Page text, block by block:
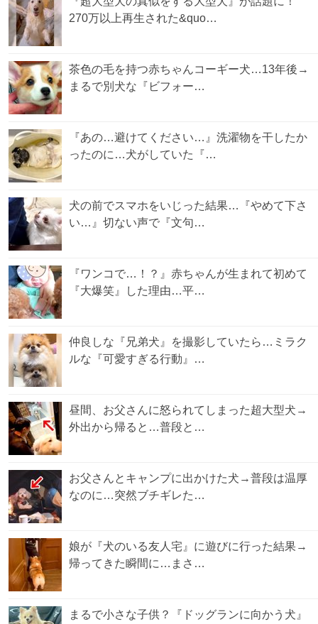
270万以上再生された&quo…
茶色の毛を持つ赤ちゃんコーギー犬…13年後→
まるで別犬な『ビフォー…
『あの…避けてください…』洗濯物を干したか
ったのに…犬がしていた『…
犬の前でスマホをいじった結果…『やめて下さ
い…』切ない声で『文句…
『ワンコで…！？』赤ちゃんが生まれて初めて
『大爆笑』した理由…平…
仲良しな『兄弟犬』を撮影していたら…ミラク
ルな『可愛すぎる行動』…
昼間、お父さんに怒られてしまった超大型犬→
外出から帰ると…普段と…
お父さんとキャンプに出かけた犬→普段は温厚
なのに…突然ブチギレた…
娘が『犬のいる友人宅』に遊びに行った結果→
帰ってきた瞬間に…まさ…
まるで小さな子供？『ドッグランに向かう犬』